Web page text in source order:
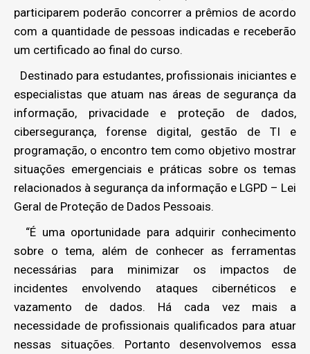
participarem poderão concorrer a prêmios de acordo
com a quantidade de pessoas indicadas e receberão
um certificado ao final do curso.
Destinado para estudantes, profissionais iniciantes e
especialistas que atuam nas áreas de segurança da
informação, privacidade e proteção de dados,
cibersegurança, forense digital, gestão de TI e
programação, o encontro tem como objetivo mostrar
situações emergenciais e práticas sobre os temas
relacionados à segurança da informação e LGPD – Lei
Geral de Proteção de Dados Pessoais.
“É uma oportunidade para adquirir conhecimento
sobre o tema, além de conhecer as ferramentas
necessárias para minimizar os impactos de
incidentes envolvendo ataques cibernéticos e
vazamento de dados. Há cada vez mais a
necessidade de profissionais qualificados para atuar
nessas situações. Portanto desenvolvemos essa